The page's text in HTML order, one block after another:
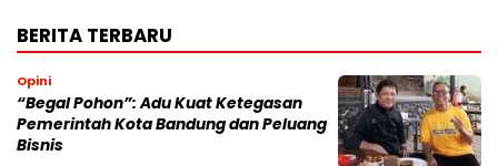
BERITA TERBARU
Opini
“Begal Pohon”: Adu Kuat Ketegasan
Pemerintah Kota Bandung dan Peluang
Bisnis